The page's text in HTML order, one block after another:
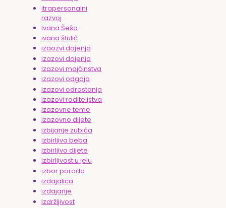
itrapersonalni
razvoj
Ivana Šešo
ivana štulić
izaozvi dojenja
izazovi dojenja
izazovi majčinstva
izazovi odgoja
izazovi odrastanja
izazovi roditeljstva
izazovne teme
izazovno dijete
izbijanje zubića
izbirljiva beba
izbirljivo dijete
izbirljivost u jelu
izbor poroda
izdajalica
izdajanje
izdržljivost